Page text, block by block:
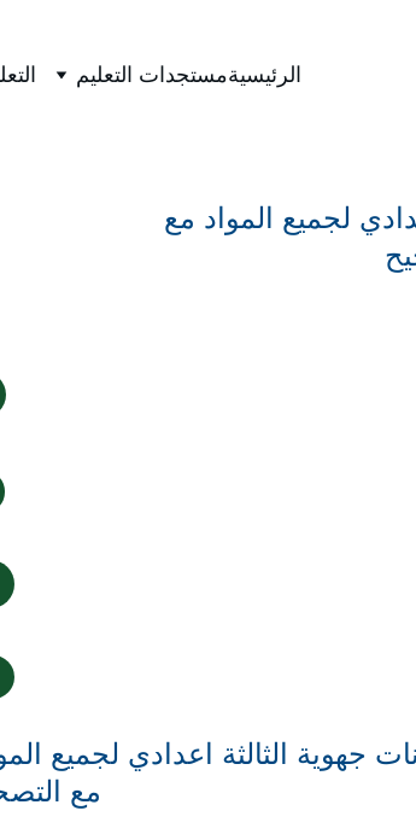
مستجدات التعليمالرئيسية
لجميع المواد مع
جهوية الثالثة اعدادي لجميع
مع